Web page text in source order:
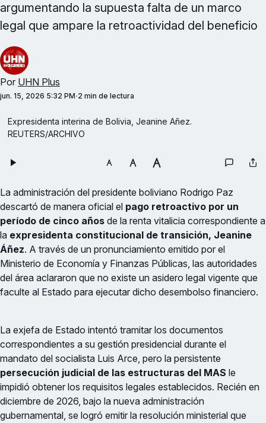
argumentando la supuesta falta de un marco
legal que ampare la retroactividad del beneficio
Por UHN Plus
jun. 15, 2026 5:32 PM 2 min de lectura
Expresidenta interina de Bolivia, Jeanine Añez.
REUTERS/ARCHIVO
La administración del presidente boliviano Rodrigo Paz
descartó de manera oficial el pago retroactivo por un
período de cinco años de la renta vitalicia correspondiente a
la expresidenta constitucional de transición, Jeanine
Áñez. A través de un pronunciamiento emitido por el
Ministerio de Economía y Finanzas Públicas, las autoridades
del área aclararon que no existe un asidero legal vigente que
faculte al Estado para ejecutar dicho desembolso financiero.
La exjefa de Estado intentó tramitar los documentos
correspondientes a su gestión presidencial durante el
mandato del socialista Luis Arce, pero la persistente
persecución judicial de las estructuras del MAS le
impidió obtener los requisitos legales establecidos. Recién en
diciembre de 2026, bajo la nueva administración
gubernamental, se logró emitir la resolución ministerial que